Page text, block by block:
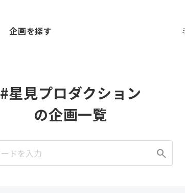
企画を探す
#星見プロダクション
の企画一覧
search